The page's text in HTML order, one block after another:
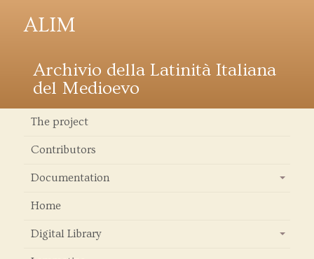
ALIM
Archivio della Latinità Italiana
del Medioevo
The project
Contributors
Documentation
Home
Digital Library